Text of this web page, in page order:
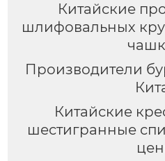
Китайские
шлифовальных
Производители
Китайские
шестигранные